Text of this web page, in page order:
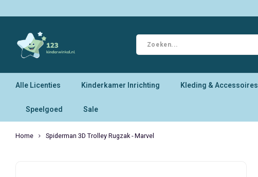
Alle Licenties Kinderkamer Inrichting Kleding & Accessoires
Speelgoed Sale
Home Spiderman 3D Trolley Rugzak - Marvel